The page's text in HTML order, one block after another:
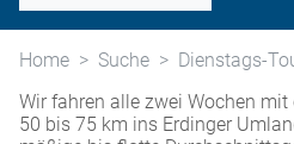
Home Suche
Dienstags-
Wir fahren alle zwei Wochen mit
50 bis 75 km ins Erdinger